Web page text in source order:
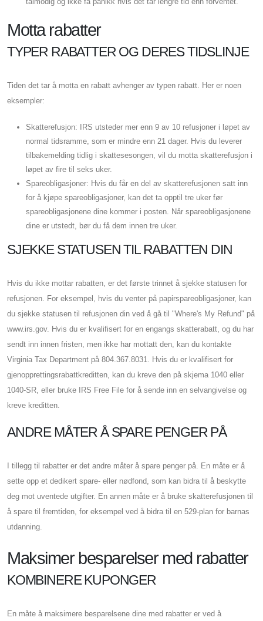
Motta rabatter
TYPER RABATTER OG DERES TIDSLINJE
Tiden det tar å motta en rabatt avhenger av typen rabatt. Her er noen
eksempler:
Skatterefusjon: IRS utsteder mer enn 9 av 10 refusjoner i løpet av
normal tidsramme, som er mindre enn 21 dager. Hvis du leverer
tilbakemelding tidlig i skattesesongen, vil du motta skatterefusjon i
løpet av fire til seks uker.
Spareobligasjoner: Hvis du får en del av skatterefusjonen satt inn
for å kjøpe spareobligasjoner, kan det ta opptil tre uker før
spareobligasjonene dine kommer i posten. Når spareobligasjonene
dine er utstedt, bør du få dem innen tre uker.
SJEKKE STATUSEN TIL RABATTEN DIN
Hvis du ikke mottar rabatten, er det første trinnet å sjekke statusen for
refusjonen. For eksempel, hvis du venter på papirspareobligasjoner, kan
du sjekke statusen til refusjonen din ved å gå til "Where's My Refund" på
www.irs.gov. Hvis du er kvalifisert for en engangs skatterabatt, og du har
sendt inn innen fristen, men ikke har mottatt den, kan du kontakte
Virginia Tax Department på 804.367.8031. Hvis du er kvalifisert for
gjenopprettingsrabattkreditten, kan du kreve den på skjema 1040 eller
1040-SR, eller bruke IRS Free File for å sende inn en selvangivelse og
kreve kreditten.
ANDRE MÅTER Å SPARE PENGER PÅ
I tillegg til rabatter er det andre måter å spare penger på. En måte er å
sette opp et dedikert spare- eller nødfond, som kan bidra til å beskytte
deg mot uventede utgifter. En annen måte er å bruke skatterefusjonen til
å spare til fremtiden, for eksempel ved å bidra til en 529-plan for barnas
utdanning.
Maksimer besparelser med rabatter
KOMBINERE KUPONGER
En måte å maksimere besparelsene dine med rabatter er ved å